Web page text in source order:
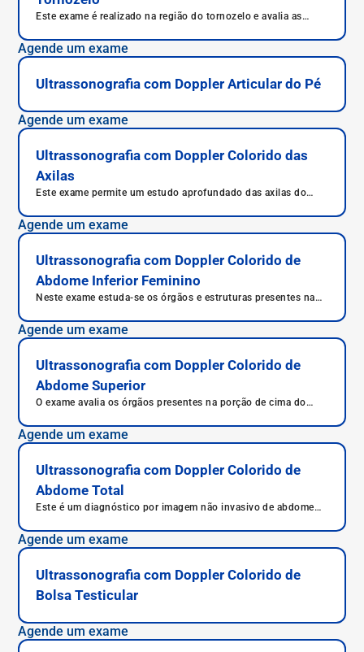
Este exame é realizado na região do tornozelo e avalia as
Agende um exame
Ultrassonografia com Doppler Articular do Pé
Agende um exame
Ultrassonografia com Doppler Colorido das
Axilas
Este exame permite um estudo aprofundado das axilas do
Agende um exame
Ultrassonografia com Doppler Colorido de
Abdome Inferior Feminino
Neste exame estuda-se os órgãos e estruturas presentes na
Agende um exame
Ultrassonografia com Doppler Colorido de
Abdome Superior
O exame avalia os órgãos presentes na porção de cima do
Agende um exame
Ultrassonografia com Doppler Colorido de
Abdome Total
Este é um diagnóstico por imagem não invasivo de abdome
Agende um exame
Ultrassonografia com Doppler Colorido de
Bolsa Testicular
Agende um exame